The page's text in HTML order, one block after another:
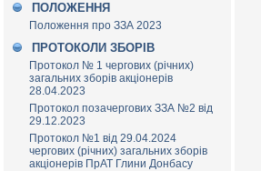
ПОЛОЖЕННЯ
Положення про ЗЗА 2023
ПРОТОКОЛИ ЗБОРІВ
Протокол № 1 чергових (річних)
загальних зборів акціонерів
28.04.2023
Протокол позачергових ЗЗА №2 від
29.12.2023
Протокол №1 від 29.04.2024
чергових (річних) загальних зборів
акціонерів ПрАТ Глини Донбасу